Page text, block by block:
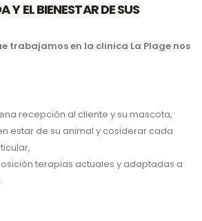
Y EL BIENESTAR DE SUS
trabajamos en la clinica La Plage nos
recepción al cliente y su mascota,
estar de su animal y cosiderar cada
terapias actuales y adaptadas a